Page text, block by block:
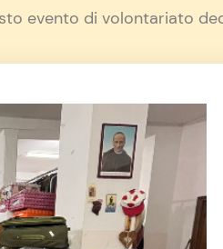
evento di volontariato